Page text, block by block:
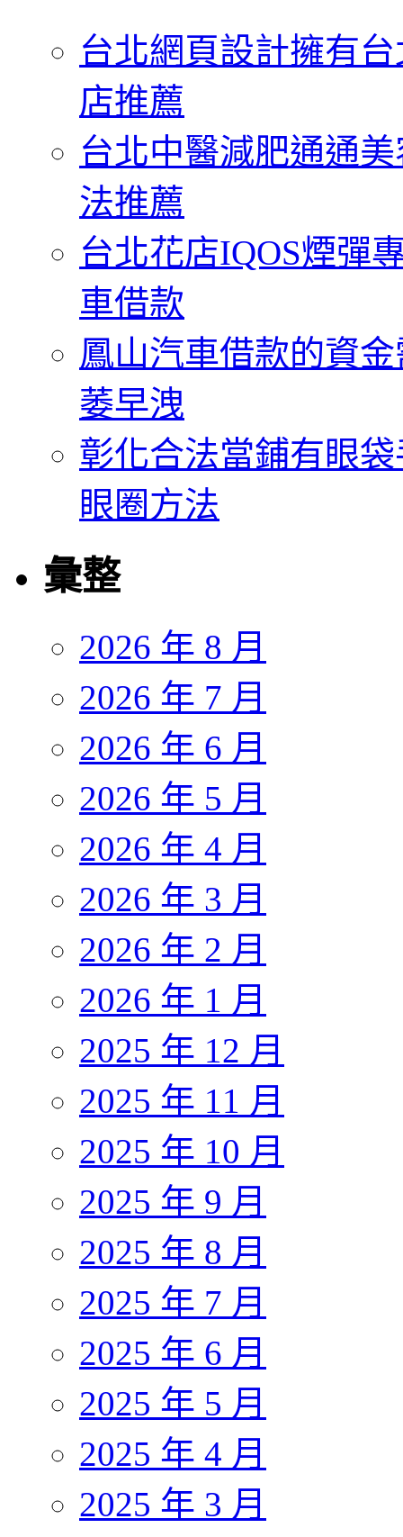
台北網頁設計擁有
店推薦
台北中醫減肥通通
法推薦
台北花店IQOS煙彈
車借款
鳳山汽車借款的資
萎早洩
彰化合法當鋪有眼
眼圈方法
彙整
2026 年 8 月
2026 年 7 月
2026 年 6 月
2026 年 5 月
2026 年 4 月
2026 年 3 月
2026 年 2 月
2026 年 1 月
2025 年 12 月
2025 年 11 月
2025 年 10 月
2025 年 9 月
2025 年 8 月
2025 年 7 月
2025 年 6 月
2025 年 5 月
2025 年 4 月
2025 年 3 月